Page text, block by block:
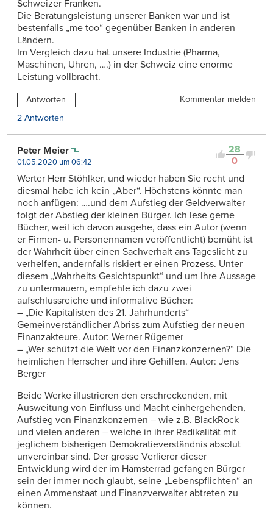
Schweizer Franken.
Die Beratungsleistung unserer Banken war und ist
bestenfalls „me too“ gegenüber Banken in anderen
Ländern.
Im Vergleich dazu hat unsere Industrie (Pharma,
Maschinen, Uhren, ….) in der Schweiz eine enorme
Leistung vollbracht.
Antworten
Kommentar melden
2 Antworten
28
0
Peter Meier
01.05.2020 um 06:42
Werter Herr Stöhlker, und wieder haben Sie recht und
diesmal habe ich kein „Aber“. Höchstens könnte man
noch anfügen: ….und dem Aufstieg der Geldverwalter
folgt der Abstieg der kleinen Bürger. Ich lese gerne
Bücher, weil ich davon ausgehe, dass ein Autor (wenn
er Firmen- u. Personennamen veröffentlicht) bemüht ist
der Wahrheit über einen Sachverhalt ans Tageslicht zu
verhelfen, andernfalls riskiert er einen Prozess. Unter
diesem „Wahrheits-Gesichtspunkt“ und um Ihre Aussage
zu untermauern, empfehle ich dazu zwei
aufschlussreiche und informative Bücher:
– „Die Kapitalisten des 21. Jahrhunderts“
Gemeinverständlicher Abriss zum Aufstieg der neuen
Finanzakteure. Autor: Werner Rügemer
– „Wer schützt die Welt vor den Finanzkonzernen?“ Die
heimlichen Herrscher und ihre Gehilfen. Autor: Jens
Berger
Beide Werke illustrieren den erschreckenden, mit
Ausweitung von Einfluss und Macht einhergehenden,
Aufstieg von Finanzkonzernen – wie z.B. BlackRock
und vielen anderen – welche in ihrer Radikalität mit
jeglichem bisherigen Demokratieverständnis absolut
unvereinbar sind. Der grosse Verlierer dieser
Entwicklung wird der im Hamsterrad gefangen Bürger
sein der immer noch glaubt, seine „Lebenspflichten“ an
einen Ammenstaat und Finanzverwalter abtreten zu
können.